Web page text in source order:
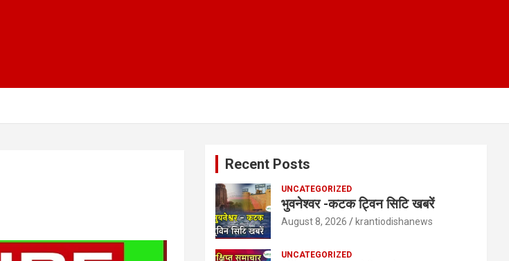
Recent Posts
UNCATEGORIZED
भुवनेश्वर -कटक ट्विन सिटि खबरें
August 8, 2026 krantiodishanews
UNCATEGORIZED